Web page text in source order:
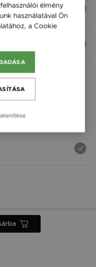
élmény
használatával Ön
a Cookie